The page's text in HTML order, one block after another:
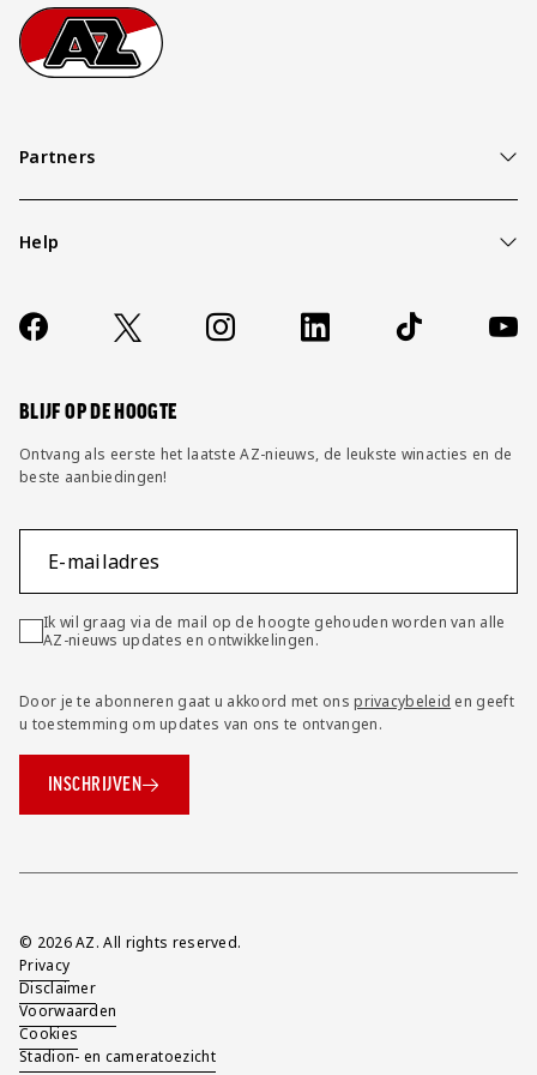
Footer
Ga naar onze homepage
Partners
Help
Contact
FAQ
Socials
https://www.facebook.com/AZAlkmaar
X Instagram LinkedIn TikTok
BLIJF OP DE HOOGTE
Ontvang als eerste het laatste AZ-nieuws, de leukste winacties en de
beste aanbiedingen!
E-mailadres
Ik wil graag via de mail op de hoogte gehouden worden van alle
AZ-nieuws updates en ontwikkelingen.
Door je te abonneren gaat u akkoord met onsprivacybeleid en geeft
u toestemming om updates van ons te ontvangen.
INSCHRIJVEN
Overig
© 2026 AZ. All rights reserved.
Privacy
Disclaimer
Voorwaarden
Cookies
Stadion- en cameratoezicht